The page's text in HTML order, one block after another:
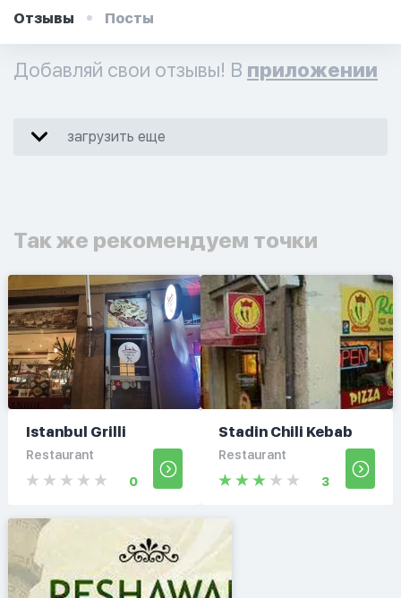
Отзывы Посты
Добавляй свои отзывы! В приложении
загрузить еще
Так же рекомендуем точки
Istanbul Grilli
Restaurant
0
Stadin Chili Kebab
Restaurant
3